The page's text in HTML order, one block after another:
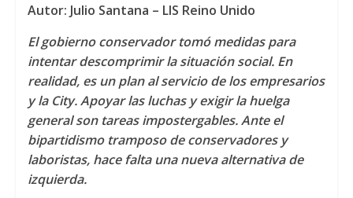
a
t
s
A
p
p
i
t
t
e
r
c
e
b
o
o
k
Autor: Julio Santana – LIS Reino Unido
El gobierno conservador tomó medidas para
intentar descomprimir la situación social. En
realidad, es un plan al servicio de los empresarios
y la City. Apoyar las luchas y exigir la huelga
general son tareas impostergables. Ante el
bipartidismo tramposo de conservadores y
laboristas, hace falta una nueva alternativa de
izquierda.